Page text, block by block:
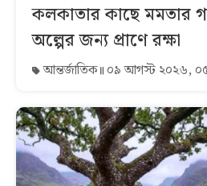
কলকাতার কাছে মমতার
অল্পের জন্য প্রাণে রক্ষা
আন্তর্জাতিক ০৯ আগস্ট ২০২৬,